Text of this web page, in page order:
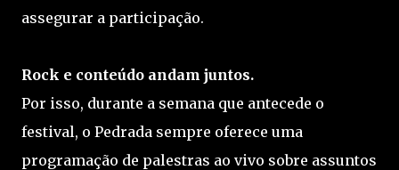
assegurar a participação.
Rock e conteúdo andam juntos.
Por isso, durante a semana que antecede o
festival, o Pedrada sempre oferece uma
programação de palestras ao vivo sobre assuntos